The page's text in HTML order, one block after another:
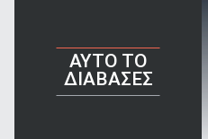
AYTO TO
ΔΙΑΒΑΣΕΣ